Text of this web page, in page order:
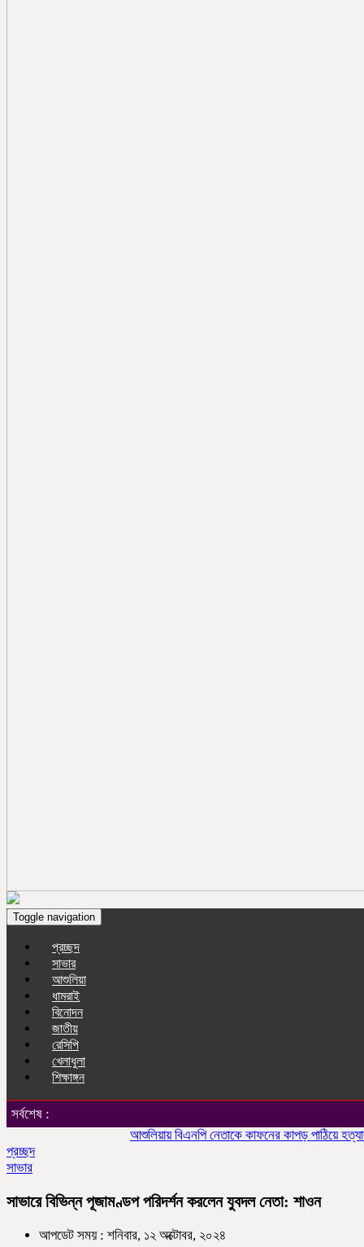
Toggle navigation
প্রচ্ছদ
সাভার
আশুলিয়া
ধামরাই
বিনোদন
জাতীয়
রেসিপি
খেলাধুলা
শিক্ষাঙ্গন
সর্বশেষ :
আশুলিয়ায় বিএনপি নেতাকে কাফনের কাপড় পাঠিয়ে হত্যার হুমকি
প্রচ্ছদ
সাভার
সাভারে বিভিন্ন পূজামণ্ডপ পরিদর্শন করলেন যুবদল নেতা: শাওন
আপডেট সময় : শনিবার, ১২ অক্টোবর, ২০২৪